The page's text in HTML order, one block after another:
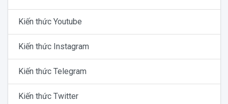
Kiến thức Youtube
Kiến thức Instagram
Kiến thức Telegram
Kiến thức Twitter